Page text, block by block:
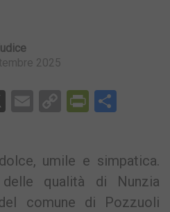
2025
X EmailCopy
umile e simpatica.
qualità di Nunzia
comune di Pozzuoli